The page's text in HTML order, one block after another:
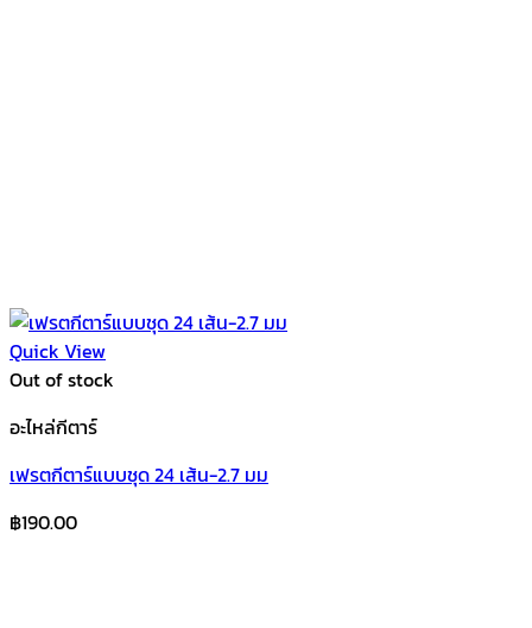
Quick View
Out of stock
อะไหล่กีตาร์
เฟรตกีตาร์แบบชุด 24 เส้น-2.7 มม
฿190.00